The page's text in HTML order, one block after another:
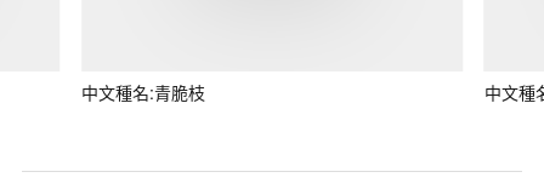
中文種名:青脆枝 中文種